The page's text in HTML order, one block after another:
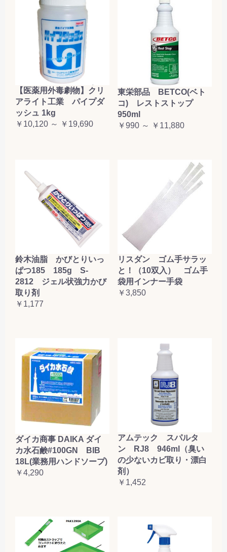
【医薬用外毒劇物】クリ
アライト工業 パイプダ
ッシュ 1kg
￥10,120 ～ ￥19,690
東栄部品 BETCO(ベト
コ) レストストップ
950ml
￥990 ～ ￥11,880
鈴木油脂 かびとりいっ
ぱつ185 185g S-
2812 ジェル状強力かび
取り剤
￥1,177
リスダン ゴム手サラッ
と！（10双入） ゴム手
袋用インナー手袋
￥3,850
ダイカ商事 DAIKA ダイ
カ水石鹸#100GN BIB
18L(業務用ハンドソープ)
￥4,290
アムテック スパルタ
ン RJ8 946ml（臭い
の少ないカビ取り・漂白
剤）
￥1,452